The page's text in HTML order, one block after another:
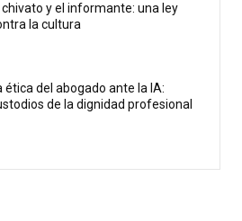
chivato y el informante: una ley
la cultura
ética del abogado ante la IA:
de la dignidad profesional